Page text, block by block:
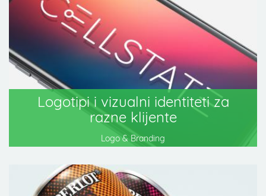
Logotipi i vizualni identiteti za
razne klijente
Logo & Branding